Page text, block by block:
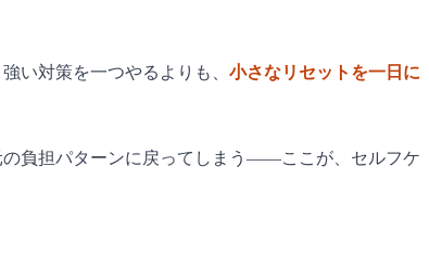
い対策を一つやるよりも、 小さなリセットを一日に
の負担パターンに戻ってしまう——ここが、セルフケ